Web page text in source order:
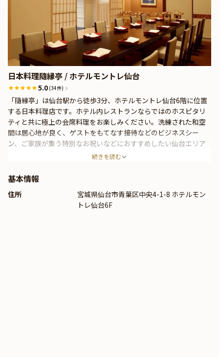
周りを気にせず寛げるプライベート空間
日本料理隨縁亭 / ホテルモントレ仙台
5.0 (34件)
「隨縁亭」は仙台駅から徒歩3分、ホテルモントレ仙台6階に位置
する日本料理店です。ホテル内レストランならではのホスピタリ
ティと共に極上の会席料理をお楽しみください。洗練された和空
間は居心地が良く、ゲストをもてなす接待などのビジネスシー
ン、ご家族が集う特別なお祝いなどにおすすめしたい仙台エリア
の名店です。厳選食材を使用したお料理の数々は目にも美しく、
のひとときを心ゆくまでお過ごしください。
続きを読む
基本情報
住所
宮城県仙台市青葉区中央4-1-8 ホテルモン
トレ仙台6F